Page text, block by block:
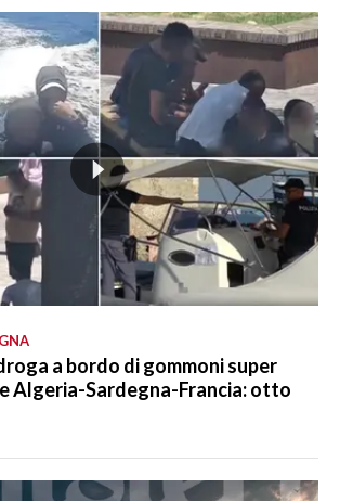
a bordo di gommoni super
Algeria-Sardegna-Francia: otto